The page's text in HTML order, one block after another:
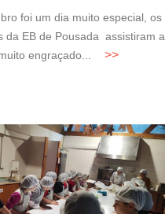
foi um dia muito especial, os
da EB de Pousada assistiram a
engraçado...